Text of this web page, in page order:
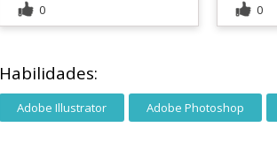
0 0
Habilidades:
Adobe Illustrator Adobe Photoshop